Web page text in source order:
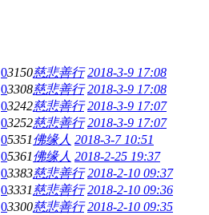
03150慈悲善行 2018-3-9 17:08
03308慈悲善行 2018-3-9 17:08
03242慈悲善行 2018-3-9 17:07
03252慈悲善行 2018-3-9 17:07
05351佛缘人 2018-3-7 10:51
05361佛缘人 2018-2-25 19:37
03383慈悲善行 2018-2-10 09:37
03331慈悲善行 2018-2-10 09:36
03300慈悲善行 2018-2-10 09:35